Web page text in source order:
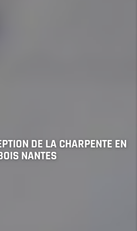
DE LA CHARPENTE EN
NANTES